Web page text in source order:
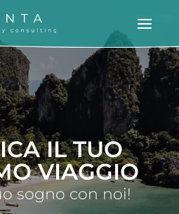
IL TUO
VIAGGIO
sogno con noi!